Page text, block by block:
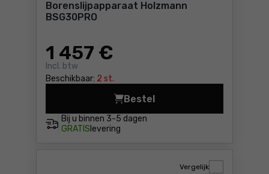
Borenslijpapparaat Holzmann
BSG30PRO
1 457 €
Incl. btw
Beschikbaar: 2 st.
Bij u binnen 3-5 dagen
GRATIS levering
Bestel
Borenslijpapparaat
Vergelijk